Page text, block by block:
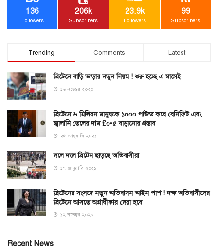
136
Followers
206k
Subscribers
23.9k
Followers
99
Subscribers
Trending Comments Latest
ব্রিটেনে বাড়ি ভাড়ার নতুন নিয়ম ! শুরু হচ্ছে এ মাসেই
১৬ নভেম্বর ২০২০
ব্রিটেনে ৬ মিলিয়ন মানুষকে ১০০০ পাউন্ড করে বেনিফিট এবং
জ্বালানি তেলের দাম £০•৫ বাড়ানোর প্রস্তাব
২৫ জানুয়ারি ২০২১
দলে দলে ব্রিটেন ছাড়ছে অভিবাসীরা
১৭ জানুয়ারি ২০২১
ব্রিটেনের সংসদে নতুন অভিবাসন আইন পাশ ! দক্ষ অভিবাসীদের
ব্রিটেনে আসতে অগ্রাধীকার দেয়া হবে
১২ নভেম্বর ২০২০
Recent News